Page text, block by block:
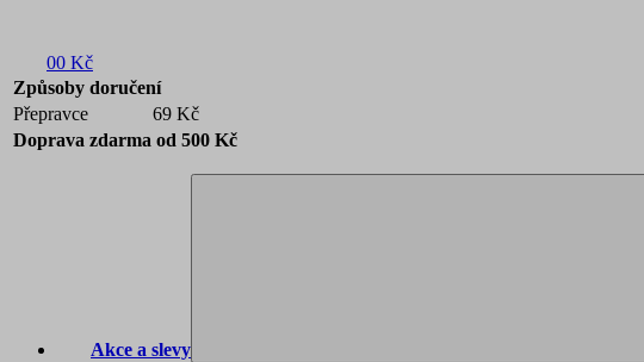
00 Kč
Způsoby doručení
Přepravce
69 Kč
Doprava zdarma od 500 Kč
Akce a slevy